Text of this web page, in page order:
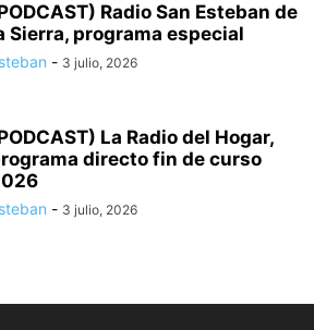
Radio San Esteban de
Sierra, programa especial
- 3 julio, 2026
La Radio del Hogar,
directo fin de curso
- 3 julio, 2026